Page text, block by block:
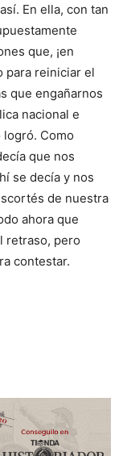
En ella, con tan
que, ¡en
para reiniciar el
que engañarnos
nacional e
Como
que nos
se decía y nos
de nuestra
ahora que
retraso, pero
contestar.